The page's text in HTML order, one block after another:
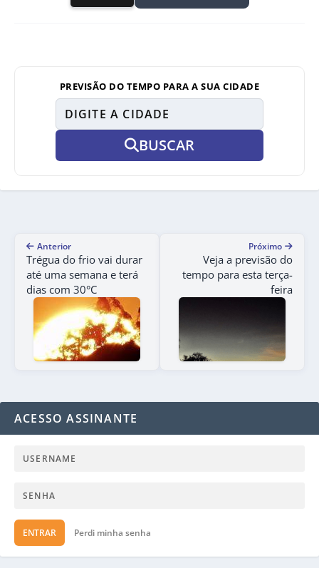
PREVISÃO DO TEMPO PARA A SUA CIDADE
BUSCAR
Anterior
Trégua do frio vai durar
até uma semana e terá
dias com 30°C
Próximo
Veja a previsão do
tempo para esta terça-
feira
ACESSO ASSINANTE
ENTRAR Perdi minha senha